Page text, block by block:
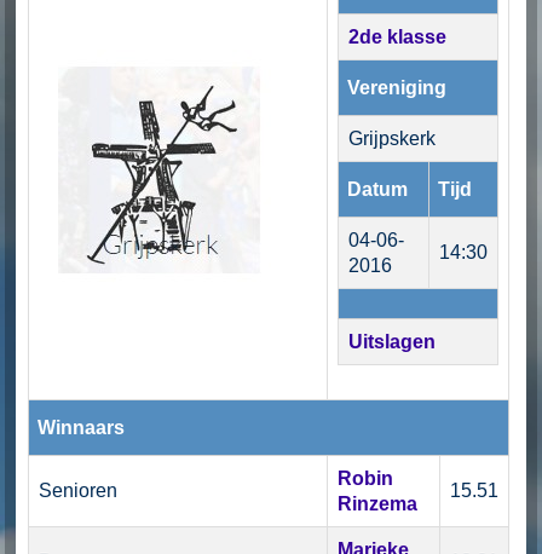
2de klasse
Vereniging
Grijpskerk
Datum Tijd
04-06-
2016
14:30
Uitslagen
Winnaars
Senioren
Robin
Rinzema
15.51